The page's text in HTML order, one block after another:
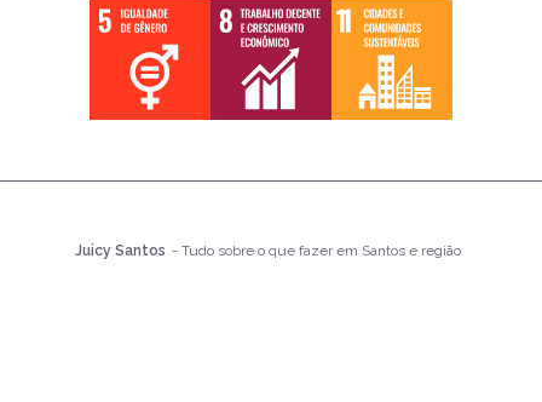
Juicy Santos - Tudo sobre o que fazer em Santos e região